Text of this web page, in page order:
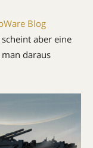
Blog
aber eine
daraus